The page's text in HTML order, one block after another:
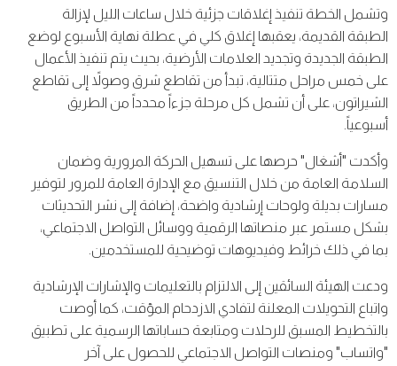
وتشمل الخطة تنفيذ إغلاقات جزئية خلال ساعات الليل لإزالة
الطبقة القديمة، يعقبها إغلاق كلي في عطلة نهاية الأسبوع لوضع
الطبقة الجديدة وتجديد العلامات الأرضية، بحيث يتم تنفيذ الأعمال
على خمس مراحل متتالية، تبدأ من تقاطع شرق وصولاً إلى تقاطع
الشيراتون، على أن تشمل كل مرحلة جزءاً محدداً من الطريق
أسبوعياً.
وأكدت "أشغال" حرصها على تسهيل الحركة المرورية وضمان
السلامة العامة من خلال التنسيق مع الإدارة العامة للمرور لتوفير
مسارات بديلة ولوحات إرشادية واضحة، إضافة إلى نشر التحديثات
بشكل مستمر عبر منصاتها الرقمية ووسائل التواصل الاجتماعي،
بما في ذلك خرائط وفيديوهات توضيحية للمستخدمين.
ودعت الهيئة السائقين إلى الالتزام بالتعليمات والإشارات الإرشادية
واتباع التحويلات المعلنة لتفادي الازدحام المؤقت، كما أوصت
بالتخطيط المسبق للرحلات ومتابعة حساباتها الرسمية على تطبيق
"واتساب" ومنصات التواصل الاجتماعي للحصول على آخر